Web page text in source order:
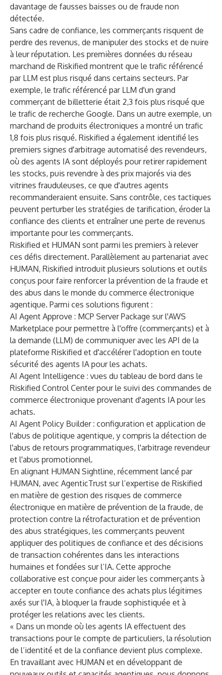
davantage de fausses baisses ou de fraude non
détectée.
Sans cadre de confiance, les commerçants risquent de
perdre des revenus, de manipuler des stocks et de nuire
à leur réputation. Les premières données du réseau
marchand de Riskified montrent que le trafic référencé
par LLM est plus risqué dans certains secteurs. Par
exemple, le trafic référencé par LLM d'un grand
commerçant de billetterie était 2,3 fois plus risqué que
le trafic de recherche Google. Dans un autre exemple, un
marchand de produits électroniques a montré un trafic
1,8 fois plus risqué. Riskified a également identifié les
premiers signes d'arbitrage automatisé des revendeurs,
où des agents IA sont déployés pour retirer rapidement
les stocks, puis revendre à des prix majorés via des
vitrines frauduleuses, ce que d'autres agents
recommanderaient ensuite. Sans contrôle, ces tactiques
peuvent perturber les stratégies de tarification, éroder la
confiance des clients et entraîner une perte de revenus
importante pour les commerçants.
Riskified et HUMAN sont parmi les premiers à relever
ces défis directement. Parallèlement au partenariat avec
HUMAN, Riskified introduit plusieurs solutions et outils
conçus pour faire renforcer la prévention de la fraude et
des abus dans le monde du commerce électronique
agentique. Parmi ces solutions figurent :
AI Agent Approve : MCP Server Package sur l'AWS
Marketplace pour permettre à l'offre (commerçants) et à
la demande (LLM) de communiquer avec les API de la
plateforme Riskified et d'accélérer l'adoption en toute
sécurité des agents IA pour les achats.
AI Agent Intelligence : vues du tableau de bord dans le
Riskified Control Center pour le suivi des commandes de
commerce électronique provenant d'agents IA pour les
achats.
AI Agent Policy Builder: configuration et application de
l'abus de politique agentique, y compris la détection de
l'abus de retours programmatiques, l'arbitrage revendeur
et l'abus promotionnel.
En alignant HUMAN Sightline, récemment lancé par
HUMAN, avec AgenticTrust sur l’expertise de Riskified
en matière de gestion des risques de commerce
électronique en matière de prévention de la fraude, de
protection contre la rétrofacturation et de prévention
des abus stratégiques, les commerçants peuvent
appliquer des politiques de confiance et des décisions
de transaction cohérentes dans les interactions
humaines et fondées sur l’IA. Cette approche
collaborative est conçue pour aider les commerçants à
accepter en toute confiance des achats plus légitimes
axés sur l'IA, à bloquer la fraude sophistiquée et à
protéger les relations avec les clients.
« Dans un monde où les agents IA effectuent des
transactions pour le compte de particuliers, la résolution
de l’identité et de la confiance devient plus complexe.
En travaillant avec HUMAN et en développant de